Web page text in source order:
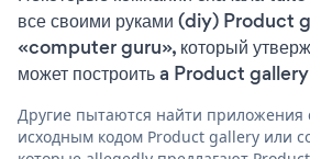
все своими руками (diy) Product
«computer guru», который
может построить a Product
Другие пытаются найти приложения
исходным кодом Product gallery или